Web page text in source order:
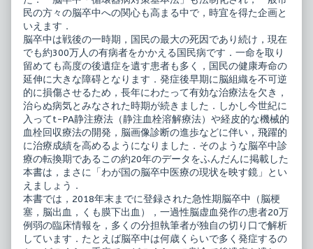
民の方々の脳卒中への関心も高まる中で，時宜を得た企画と
いえます．
脳卒中は戦後の一時期，国民の最大の死因であり続け，現在
でも約300万人の有病者をかかえる国民病です．一命を取り
留めても高度の後遺症を遺す患者も多く，国民の健康寿命の
延伸に大きな障碍となります．発症後早期に脳組織を不可逆
的に損傷させるため，長年にわたって有効な治療法を欠き，
治らぬ病気とみなされた時期が続きました．しかし今世紀に
入ってt-PA静注療法（静注血栓溶解療法）や経皮的な機械的
血栓回収療法の開発，脳画像診断の進歩などに伴い，飛躍的
に治療成績を高めるようになりました．そのような脳卒中診
療の転換期であるこの約20年のデータをふんだんに掲載した
本書は，まさに「わが国の脳卒中医療の現状を映す鏡」とい
えましょう．
本書では，2018年末までに登録された急性期脳卒中（脳梗
塞，脳出血，くも膜下出血），一過性脳虚血発作の患者20万
例弱の臨床情報を，多くの分担執筆者が独自の切り口で解析
しています．たとえば脳卒中は何歳くらいで多く発症するの